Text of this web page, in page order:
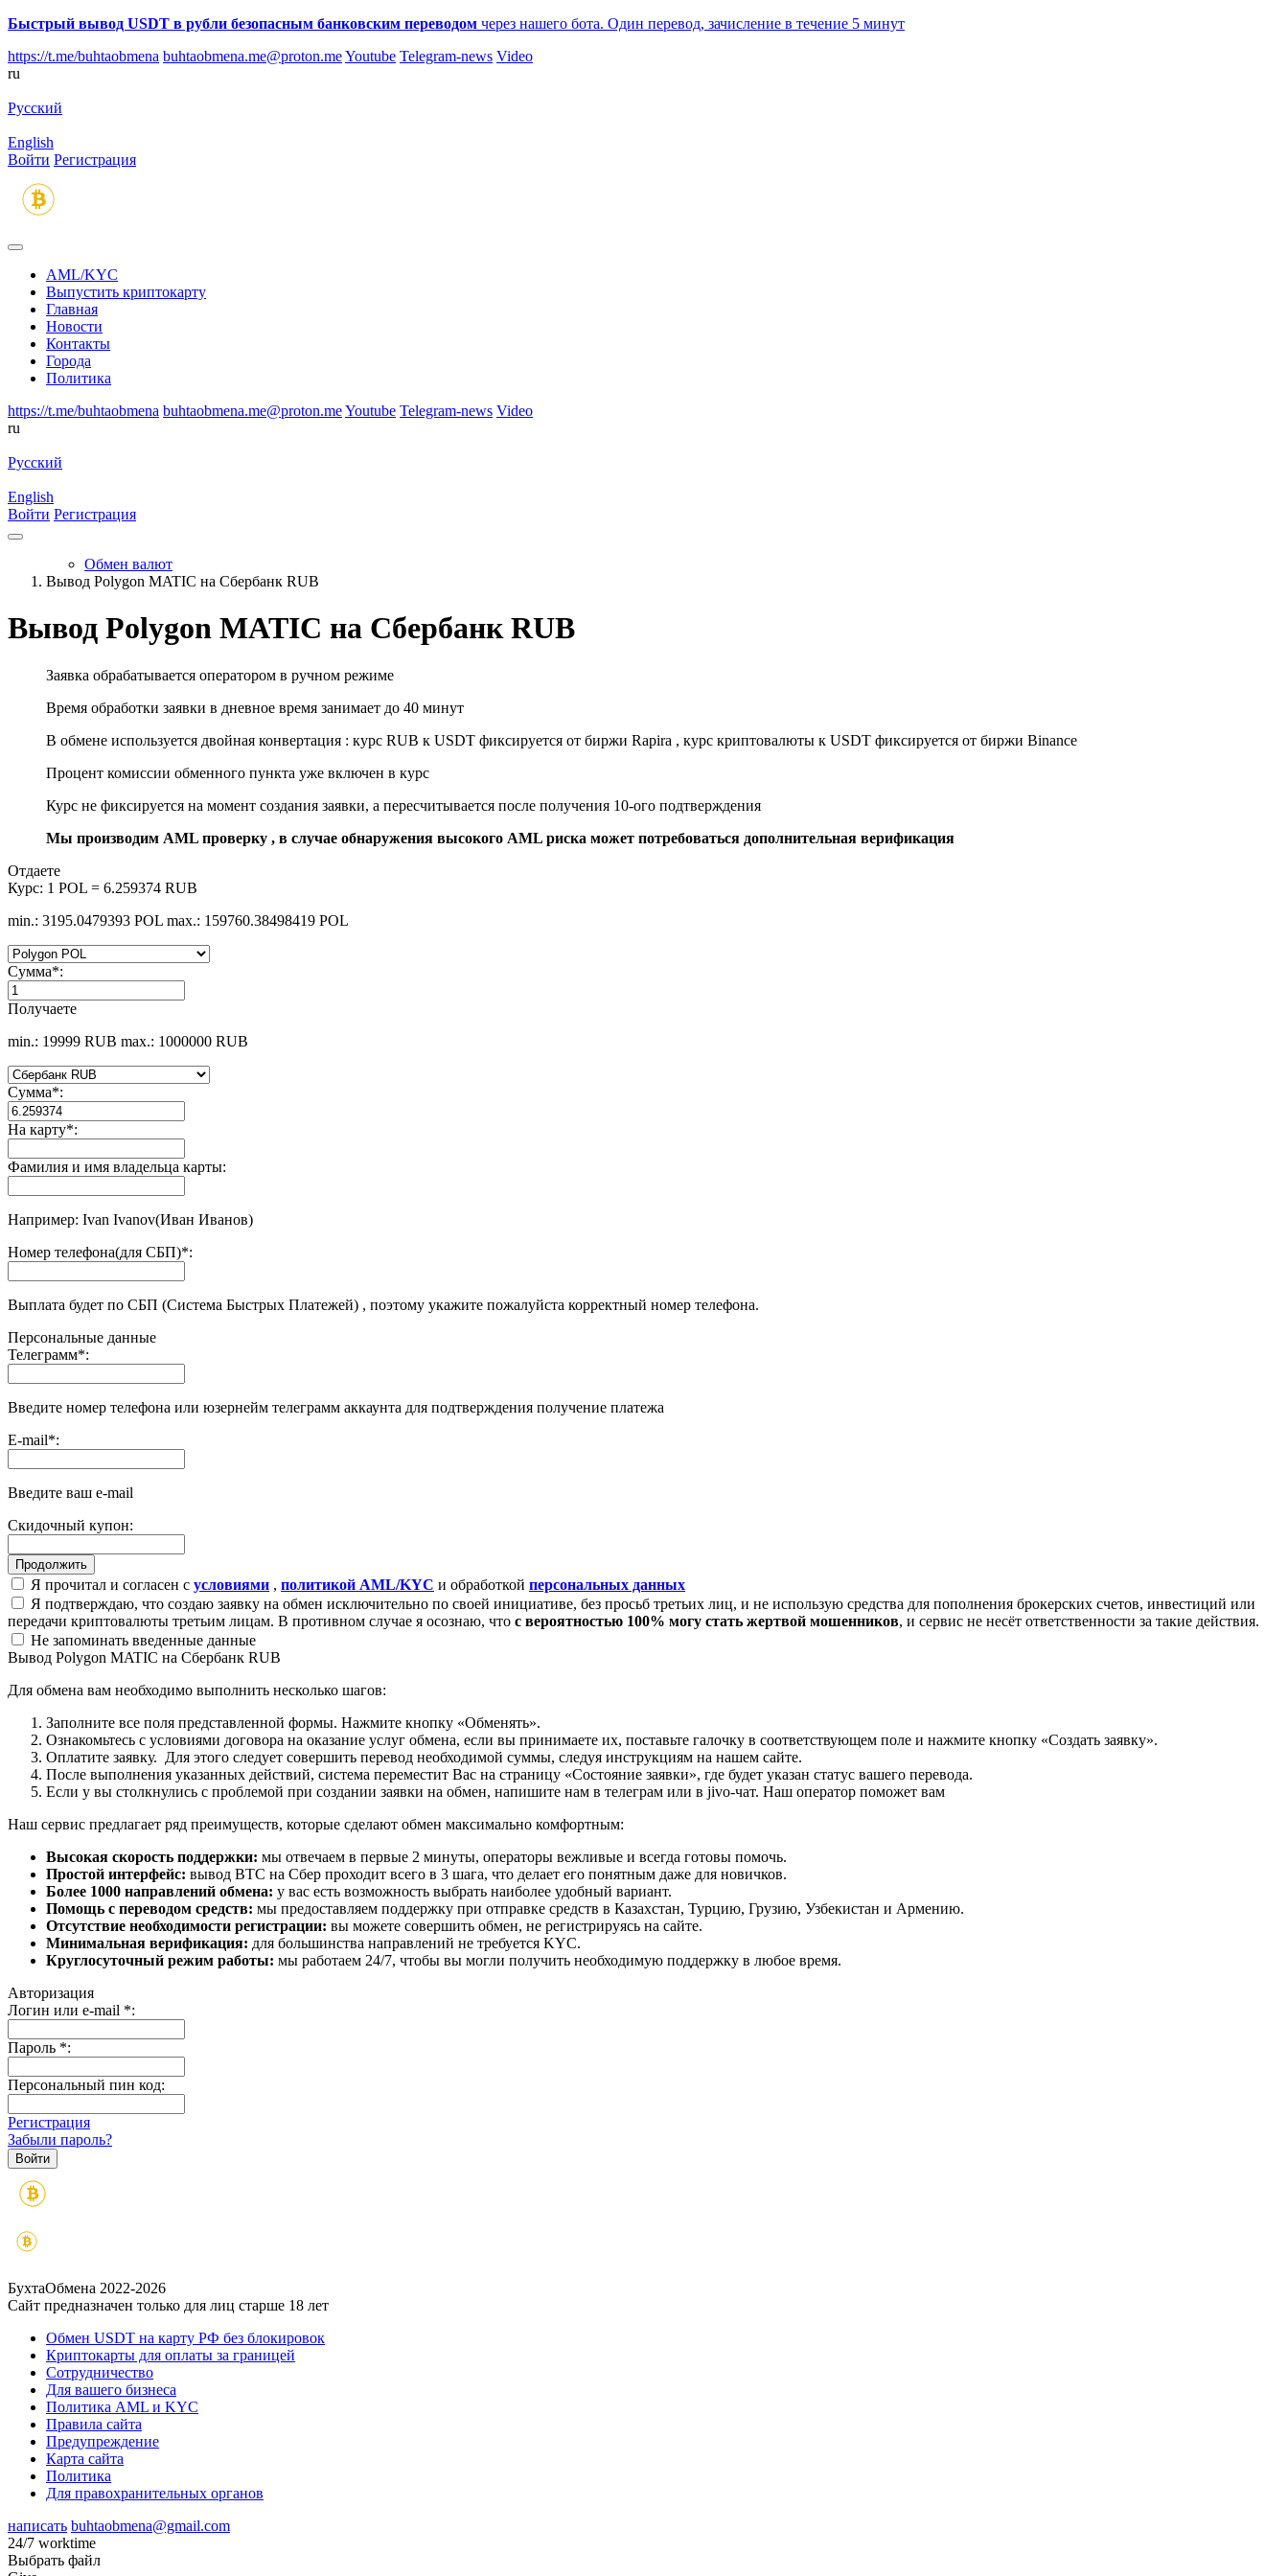
Быстрый вывод USDT в рубли безопасным банковским переводом через нашего бота. Один перевод, зачисление в течение 5 минут
https://t.me/buhtaobmena buhtaobmena.me@proton.meYoutube Telegram-news Video
ru
Русский
English
Войти Регистрация
AML/KYC
Выпустить криптокарту
Главная
Новости
Контакты
Города
Политика
https://t.me/buhtaobmena buhtaobmena.me@proton.meYoutube Telegram-news Video
ru
Русский
English
Войти Регистрация
Обмен валют
Вывод Polygon MATIC на Сбербанк RUB
Вывод Polygon MATIC на Сбербанк RUB
Заявка обрабатывается оператором в ручном режиме
Время обработки заявки в дневное время занимает до 40 минут
В обмене используется двойная конвертация : курс RUB к USDT фиксируется от биржи Rapira , курс криптовалюты к USDT фиксируется от биржи Binance
Процент комиссии обменного пункта уже включен в курс
Курс не фиксируется на момент создания заявки, а пересчитывается после получения 10-ого подтверждения
Мы производим AML проверку , в случае обнаружения высокого AML риска может потребоваться дополнительная верификация
Отдаете
Курс: 1 POL = 6.259374 RUB
min.: 3195.0479393 POL max.: 159760.38498419 POL
Сумма*:
Получаете
min.: 19999 RUB max.: 1000000 RUB
Сумма*:
На карту*:
Фамилия и имя владельца карты:
Например: Ivan Ivanov(Иван Иванов)
Номер телефона(для СБП)*:
Выплата будет по СБП (Система Быстрых Платежей) , поэтому укажите пожалуйста корректный номер телефона.
Персональные данные
Телеграмм*:
Введите номер телефона или юзернейм телеграмм аккаунта для подтверждения получение платежа
E-mail*:
Введите ваш e-mail
Скидочный купон:
Я прочитал и согласен с условиями , политикой AML/KYC и обработкой персональных данных
Я подтверждаю, что создаю заявку на обмен исключительно по своей инициативе, без просьб третьих лиц, и не использую средства для пополнения брокерских счетов, инвестиций или
передачи криптовалюты третьим лицам. В противном случае я осознаю, что с вероятностью 100% могу стать жертвой мошенников, и сервис не несёт ответственности за такие действия.
Не запоминать введенные данные
Вывод Polygon MATIC на Сбербанк RUB
Для обмена вам необходимо выполнить несколько шагов:
Заполните все поля представленной формы. Нажмите кнопку «Обменять».
Ознакомьтесь с условиями договора на оказание услуг обмена, если вы принимаете их, поставьте галочку в соответствующем поле и нажмите кнопку «Создать заявку».
Оплатите заявку. Для этого следует совершить перевод необходимой суммы, следуя инструкциям на нашем сайте.
После выполнения указанных действий, система переместит Вас на страницу «Состояние заявки», где будет указан статус вашего перевода.
Если у вы столкнулись с проблемой при создании заявки на обмен, напишите нам в телеграм или в jivo-чат. Наш оператор поможет вам
Наш сервис предлагает ряд преимуществ, которые сделают обмен максимально комфортным:
Высокая скорость поддержки: мы отвечаем в первые 2 минуты, операторы вежливые и всегда готовы помочь.
Простой интерфейс: вывод BTC на Сбер проходит всего в 3 шага, что делает его понятным даже для новичков.
Более 1000 направлений обмена: у вас есть возможность выбрать наиболее удобный вариант.
Помощь с переводом средств: мы предоставляем поддержку при отправке средств в Казахстан, Турцию, Грузию, Узбекистан и Армению.
Отсутствие необходимости регистрации: вы можете совершить обмен, не регистрируясь на сайте.
Минимальная верификация: для большинства направлений не требуется KYC.
Круглосуточный режим работы: мы работаем 24/7, чтобы вы могли получить необходимую поддержку в любое время.
Авторизация
Логин или e-mail *:
Пароль *:
Персональный пин код:
Регистрация
Забыли пароль?
БухтаОбмена 2022-2026
Сайт предназначен только для лиц старше 18 лет
Обмен USDT на карту РФ без блокировок
Криптокарты для оплаты за границей
Сотрудничество
Для вашего бизнеса
Политика AML и KYC
Правила сайта
Предупреждение
Карта сайта
Политика
Для правохранительных органов
написать buhtaobmena@gmail.com
24/7 worktime
Выбрать файл